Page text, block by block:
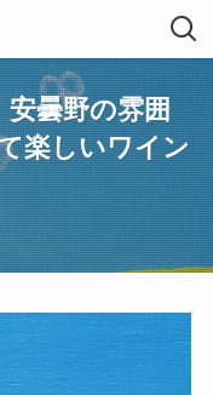
曇野の雰囲
楽しいワイン